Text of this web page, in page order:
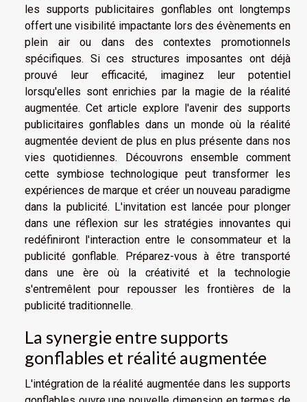
les supports publicitaires gonflables ont longtemps
offert une visibilité impactante lors des évènements en
plein air ou dans des contextes promotionnels
spécifiques. Si ces structures imposantes ont déjà
prouvé leur efficacité, imaginez leur potentiel
lorsqu'elles sont enrichies par la magie de la réalité
augmentée. Cet article explore l'avenir des supports
publicitaires gonflables dans un monde où la réalité
augmentée devient de plus en plus présente dans nos
vies quotidiennes. Découvrons ensemble comment
cette symbiose technologique peut transformer les
expériences de marque et créer un nouveau paradigme
dans la publicité. L'invitation est lancée pour plonger
dans une réflexion sur les stratégies innovantes qui
redéfiniront l'interaction entre le consommateur et la
publicité gonflable. Préparez-vous à être transporté
dans une ère où la créativité et la technologie
s'entremêlent pour repousser les frontières de la
publicité traditionnelle.
La synergie entre supports
gonflables et réalité augmentée
L'intégration de la réalité augmentée dans les supports